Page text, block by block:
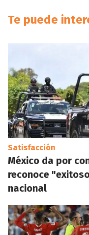
Te puede
Satisfacción
México da por
reconoce
nacional